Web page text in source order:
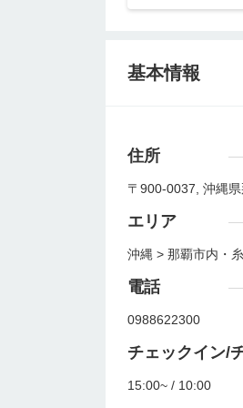
基本情報
住所
〒900-0037, 沖縄
エリア
沖縄 > 那覇市内・
電話
0988622300
チェックイン/
15:00~ / 10:00